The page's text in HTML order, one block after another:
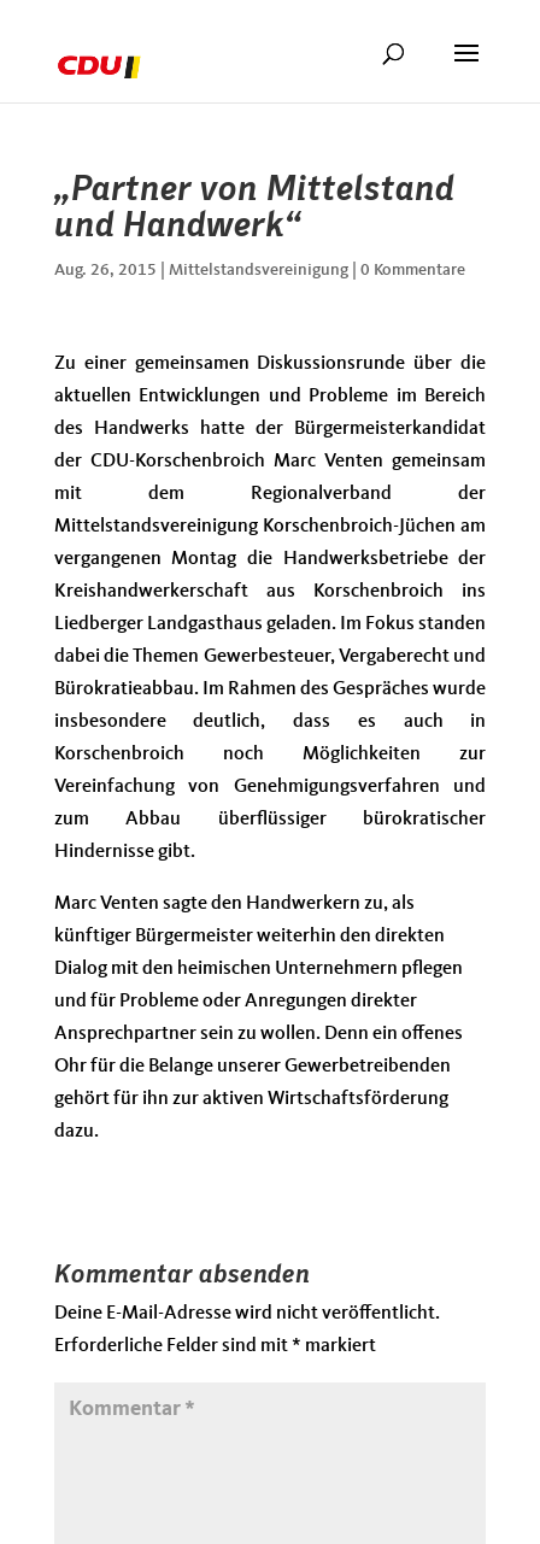
„Partner von Mittelstand
und Handwerk“
Aug. 26, 2015 Mittelstandsvereinigung| 0 Kommentare
Zu einer gemeinsamen Diskussionsrunde über die
aktuellen Entwicklungen und Probleme im Bereich
des Handwerks hatte der Bürgermeisterkandidat
der CDU-Korschenbroich Marc Venten gemeinsam
mit dem Regionalverband der
Mittelstandsvereinigung Korschenbroich-Jüchen am
vergangenen Montag die Handwerksbetriebe der
Kreishandwerkerschaft aus Korschenbroich ins
Liedberger Landgasthaus geladen. Im Fokus standen
dabei die Themen Gewerbesteuer, Vergaberecht und
Bürokratieabbau. Im Rahmen des Gespräches wurde
insbesondere deutlich, dass es auch in
Korschenbroich noch Möglichkeiten zur
Vereinfachung von Genehmigungsverfahren und
zum Abbau überflüssiger bürokratischer
Hindernisse gibt.
Marc Venten sagte den Handwerkern zu, als
künftiger Bürgermeister weiterhin den direkten
Dialog mit den heimischen Unternehmern pflegen
und für Probleme oder Anregungen direkter
Ansprechpartner sein zu wollen. Denn ein offenes
Ohr für die Belange unserer Gewerbetreibenden
gehört für ihn zur aktiven Wirtschaftsförderung
dazu.
Kommentar absenden
Deine E-Mail-Adresse wird nicht veröffentlicht.
Erforderliche Felder sind mit* markiert